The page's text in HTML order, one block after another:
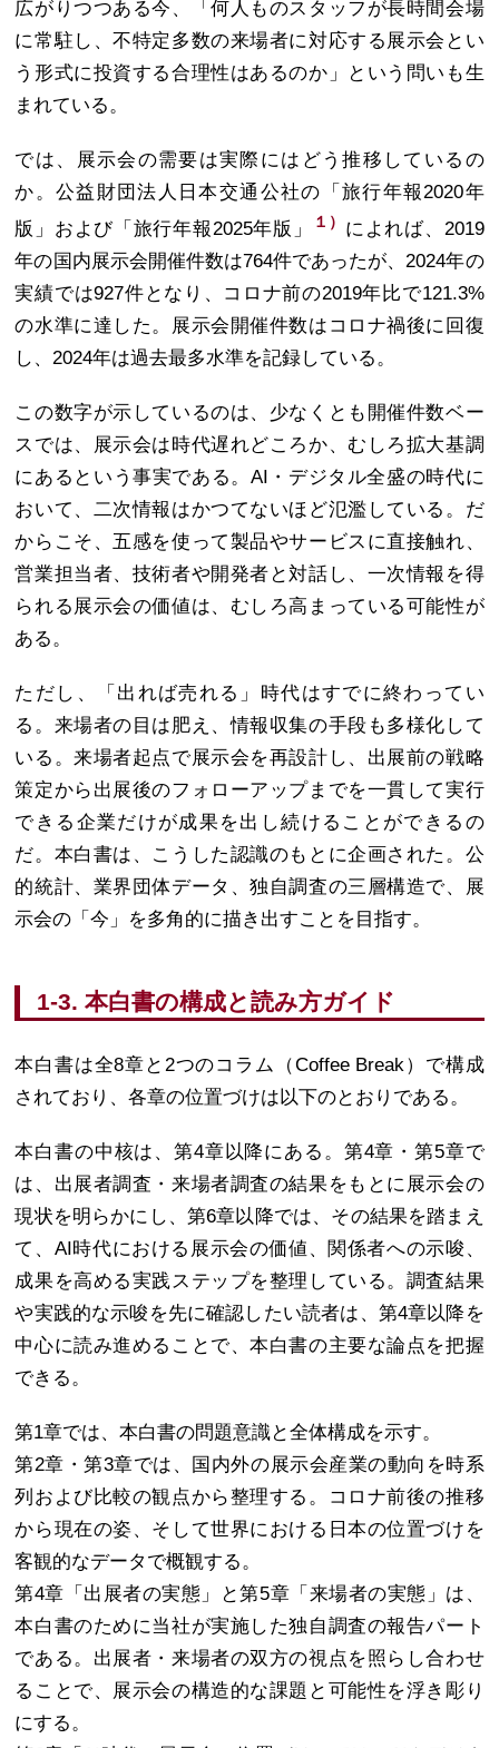
広がりつつある今、「何人ものスタッフが長時間会場
に常駐し、不特定多数の来場者に対応する展示会とい
う形式に投資する合理性はあるのか」という問いも生
まれている。
では、展示会の需要は実際にはどう推移しているの
か。公益財団法人日本交通公社の「旅行年報2020年
版」および「旅行年報2025年版」
１） によれば、2019
年の国内展示会開催件数は764件であったが、2024年の
実績では927件となり、コロナ前の2019年比で121.3%
の水準に達した。展示会開催件数はコロナ禍後に回復
し、2024年は過去最多水準を記録している。
この数字が示しているのは、少なくとも開催件数ベー
スでは、展示会は時代遅れどころか、むしろ拡大基調
にあるという事実である。AI・デジタル全盛の時代に
おいて、二次情報はかつてないほど氾濫している。だ
からこそ、五感を使って製品やサービスに直接触れ、
営業担当者、技術者や開発者と対話し、一次情報を得
られる展示会の価値は、むしろ高まっている可能性が
ある。
ただし、「出れば売れる」時代はすでに終わってい
る。来場者の目は肥え、情報収集の手段も多様化して
いる。来場者起点で展示会を再設計し、出展前の戦略
策定から出展後のフォローアップまでを一貫して実行
できる企業だけが成果を出し続けることができるの
だ。本白書は、こうした認識のもとに企画された。公
的統計、業界団体データ、独自調査の三層構造で、展
示会の「今」を多角的に描き出すことを目指す。
1-3. 本白書の構成と読み方ガイド
本白書は全8章と2つのコラム（Coffee Break）で構成
されており、各章の位置づけは以下のとおりである。
本白書の中核は、第4章以降にある。第4章・第5章で
は、出展者調査・来場者調査の結果をもとに展示会の
現状を明らかにし、第6章以降では、その結果を踏まえ
て、AI時代における展示会の価値、関係者への示唆、
成果を高める実践ステップを整理している。調査結果
や実践的な示唆を先に確認したい読者は、第4章以降を
中心に読み進めることで、本白書の主要な論点を把握
できる。
第1章では、本白書の問題意識と全体構成を示す。
第2章・第3章では、国内外の展示会産業の動向を時系
列および比較の観点から整理する。コロナ前後の推移
から現在の姿、そして世界における日本の位置づけを
客観的なデータで概観する。
第4章「出展者の実態」と第5章「来場者の実態」は、
本白書のために当社が実施した独自調査の報告パート
である。出展者・来場者の双方の視点を照らし合わせ
ることで、展示会の構造的な課題と可能性を浮き彫り
にする。